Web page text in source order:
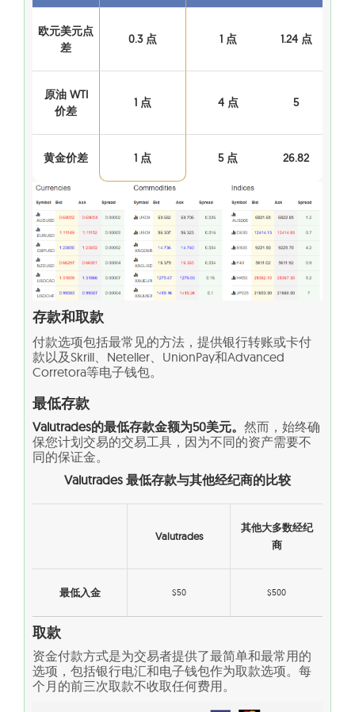
欧元美元点
差
0.3 点 1 点 1.24 点
原油 WTI
价差
1 点 4 点 5
黄金价差 1 点 5 点 26.82
存款和取款
付款选项包括最常见的方法，提供银行转账或卡付
款以及Skrill、Neteller、UnionPay和Advanced
Corretora等电子钱包。
最低存款
Valutrades的最低存款金额为50美元。 然而，始终确
保您计划交易的交易工具，因为不同的资产需要不
同的保证金。
Valutrades 最低存款与其他经纪商的比较
Valutrades
其他大多数经纪
商
最低入金 $50 $500
取款
资金付款方式是为交易者提供了最简单和最常用的
选项，包括银行电汇和电子钱包作为取款选项。每
个月的前三次取款不收取任何费用。